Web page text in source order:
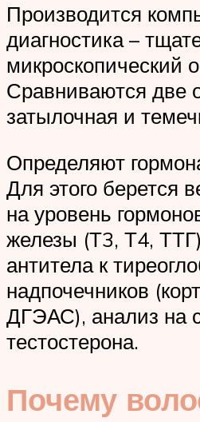
Производится
диагностика –
микроскопический
Сравниваются две
затылочная и
Определяют
Для этого берется
на уровень
железы (Т3, Т4,
антитела к
надпочечников
ДГЭАС), анализ на
тестостерона.
Почему